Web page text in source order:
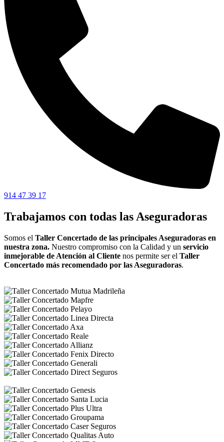
914 47 39 17
Trabajamos con todas las Aseguradoras
Somos el Taller Concertado de las principales Aseguradoras en
nuestra zona. Nuestro compromiso con la Calidad y un servicio
inmejorable de Atención al Cliente nos permite ser el Taller
Concertado más recomendado por las Aseguradoras.